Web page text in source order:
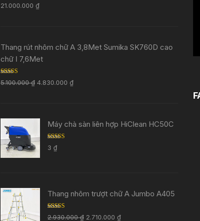
Rated5.00
out of 5
21.000.000 ₫
Thang rút nhôm chữ A 3,8Met Sumika SK760D cao
chữ I 7,6Met
Rated 5.00
out of 5
5.100.000₫ 4.830.000 ₫
Máy chà sàn liên hợp HiClean HC50C
Rated
out of 5
3 ₫
Thang nhôm trượt chữ A Jumbo A405
Rated 5.00
2.930.000₫ 2.710.000 ₫